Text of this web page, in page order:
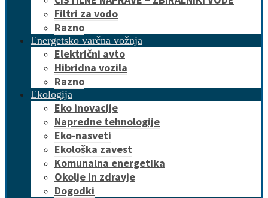
Filtri za vodo
Razno
Energetsko varčna vožnja
Električni avto
Hibridna vozila
Razno
Ekologija
Eko inovacije
Napredne tehnologije
Eko-nasveti
Ekološka zavest
Komunalna energetika
Okolje in zdravje
Dogodki